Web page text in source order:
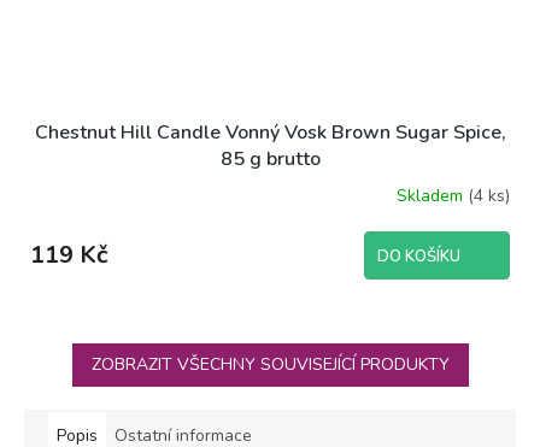
Chestnut Hill Candle Vonný Vosk Brown Sugar Spice,
85 g brutto
Skladem (4 ks)
119 Kč DO KOŠÍKU
ZOBRAZIT VŠECHNY SOUVISEJÍCÍ PRODUKTY
Popis Ostatní informace